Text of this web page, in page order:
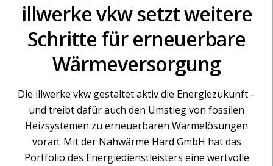
illwerke vkw setzt weitere
Schritte für erneuerbare
Wärmeversorgung
Die illwerke vkw gestaltet aktiv die Energiezukunft –
und treibt dafür auch den Umstieg von fossilen
Heizsystemen zu erneuerbaren Wärmelösungen
voran. Mit der Nahwärme Hard GmbH hat das
Portfolio des Energiedienstleisters eine wertvolle